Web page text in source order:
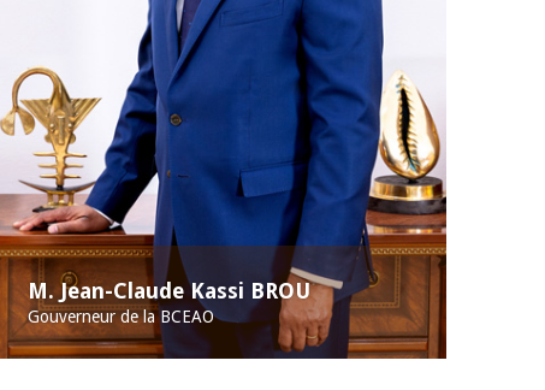
M. Jean-Claude Kassi BROU
Gouverneur de la BCEAO